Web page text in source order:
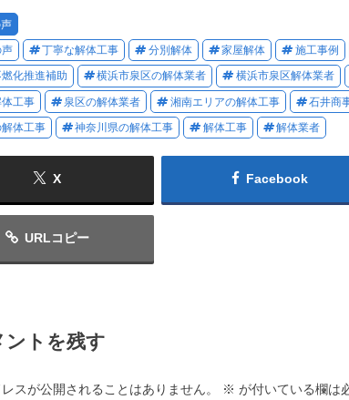
丁寧な解体工事 分別解体 家屋解体 施工事例
化推進補助 横浜市泉区の解体業者 横浜市泉区解体業者
工事 泉区の解体業者 湘南エリアの解体工事 石井商
体工事 神奈川県の解体工事 解体工事 解体業者
X Facebook
URLコピー
ントを残す
スが公開されることはありません。 ※ が付いている欄は